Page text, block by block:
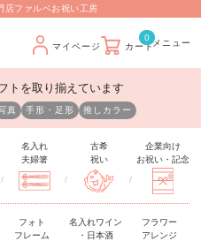
店ファルベお祝い工房
マイページ
0
カート
トを取り揃えています
真 手形・足形 推しカラー
/
名入れ
夫婦箸
/
古希
祝い
/
企業向け
お祝い・記念
フォト
フレーム
名入れワイン
・日本酒
フラワー
アレンジ